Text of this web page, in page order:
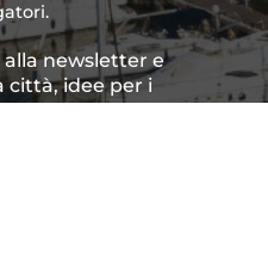
alla newsletter e
città, idee per i
e suggerimenti